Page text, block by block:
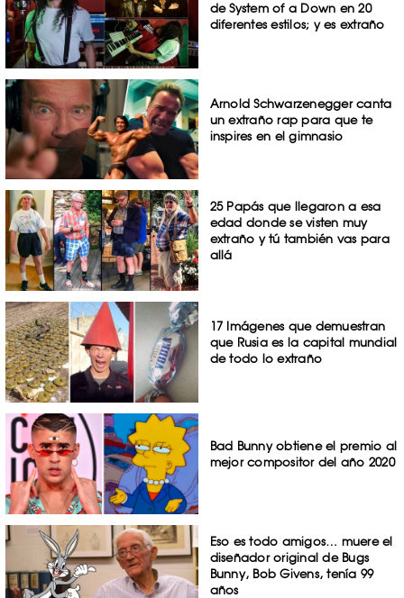
de System of a Down en 20
diferentes estilos; y es extraño
Arnold Schwarzenegger canta
un extraño rap para que te
inspires en el gimnasio
25 Papás que llegaron a esa
edad donde se visten muy
extraño y tú también vas para
allá
17 Imágenes que demuestran
que Rusia es la capital mundial
de todo lo extraño
Bad Bunny obtiene el premio al
mejor compositor del año 2020
Eso es todo amigos… muere el
diseñador original de Bugs
Bunny, Bob Givens, tenía 99
años